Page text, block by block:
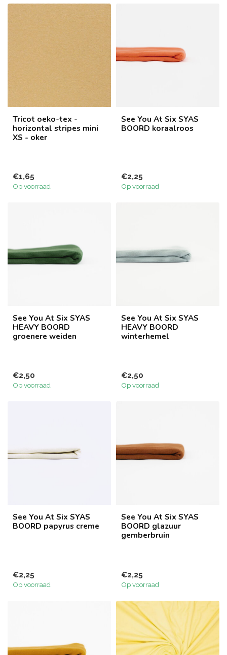
Tricot oeko-tex -
horizontal stripes mini
XS - oker
€1,65
Op voorraad
See You At Six SYAS
BOORD koraalroos
€2,25
Op voorraad
See You At Six SYAS
HEAVY BOORD
groenere weiden
€2,50
Op voorraad
See You At Six SYAS
HEAVY BOORD
winterhemel
€2,50
Op voorraad
See You At Six SYAS
BOORD papyrus creme
€2,25
Op voorraad
See You At Six SYAS
BOORD glazuur
gemberbruin
€2,25
Op voorraad